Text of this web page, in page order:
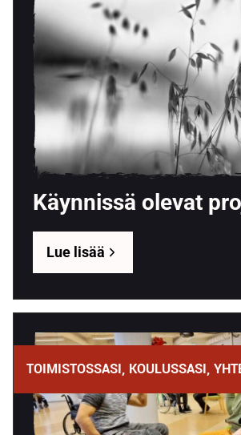
Käynnissä olevat
Lue lisää
TOIMISTOSSASI, KOULUSSASI,